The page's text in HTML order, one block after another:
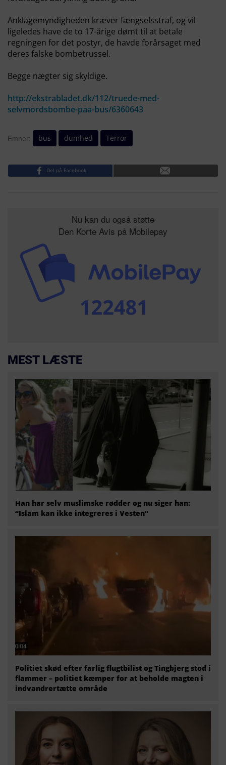
Anklagemyndigheden kræver fængselsstraf, og vil
ligeledes have de to 17-årige dømt til at betale
regningen for det postyr, de havde forårsaget med
deres falske bombetrussel.
Begge nægter sig skyldige.
http://ekstrabladet.dk/112/truede-med-
selvmordsbombe-paa-bus/6360643
Emner: bus dumhed Terror
Del på Facebook
Nu kan du også støtte
Den Korte Avis på Mobilepay
MEST LÆSTE
Han har selv muslimske rødder og nu siger han:
“Islam kan ikke integreres i Vesten”
Politiet skød efter farlig flugtbilist og Tingbjerg stod i
flammer – politiet kæmper for at beholde magten i
indvandrertætte område